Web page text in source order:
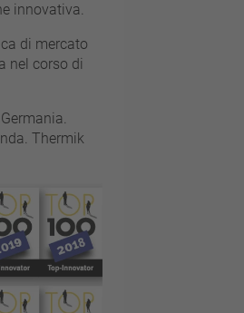
innovativa.
di mercato
nel corso di
Thermik